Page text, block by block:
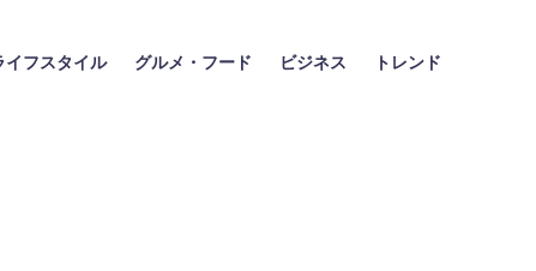
イフスタイル グルメ・フード ビジネス トレンド